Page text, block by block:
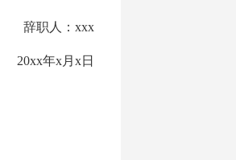
辞职人：xxx
年x月x日